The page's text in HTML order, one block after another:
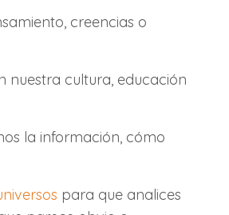
creencias o
nuestra cultura, educación
la información, cómo
para que analices